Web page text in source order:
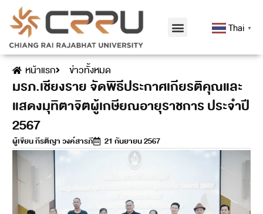
Thai ▼
หน้าแรก ข่าวทั้งหมด
มรภ.เชียงราย จัดพิธีประกาศเกียรติคุณและ
แสดงมุทิตาจิตผู้เกษียณอายุราชการ ประจำปี
2567
ผู้เขียนกีรติญา วงค์สารภี 21 กันยายน 2567